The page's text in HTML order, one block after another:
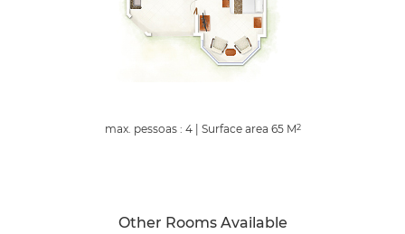
max. pessoas : 4 Surface area 65M2
Other Rooms Available